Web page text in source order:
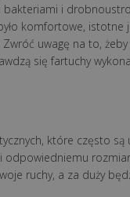
i
komfortowe,
uwagę na to,
się fartuchy
które często
odpowiedniemu
ruchy, a za duży